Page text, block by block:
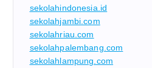
sekolahindonesia.id
sekolahjambi.com
sekolahriau.com
sekolahpalembang.com
sekolahlampung.com